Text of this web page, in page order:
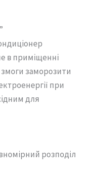
в приміщенні
заморозити
при
для
розподіл